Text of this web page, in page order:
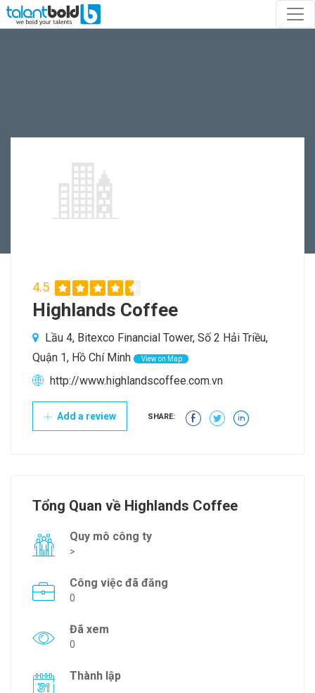
4.5
Highlands Coffee
Lầu 4, Bitexco Financial Tower, Số 2 Hải Triều,
Quận 1, Hồ Chí Minh
View on Map
http://www.highlandscoffee.com.vn
Add a review SHARE:
Tổng Quan về Highlands Coffee
Quy mô công ty
>
Công việc đã đăng
0
Đã xem
0
Thành lập